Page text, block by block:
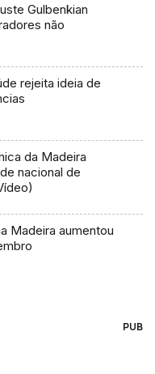
Gulbenkian
não
rejeita ideia de
da Madeira
nacional de
Madeira aumentou
PUB